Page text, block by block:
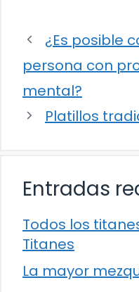
¿Es posible
persona con
mental?
Platillos
Entradas
Todos los
Titanes
La mayor